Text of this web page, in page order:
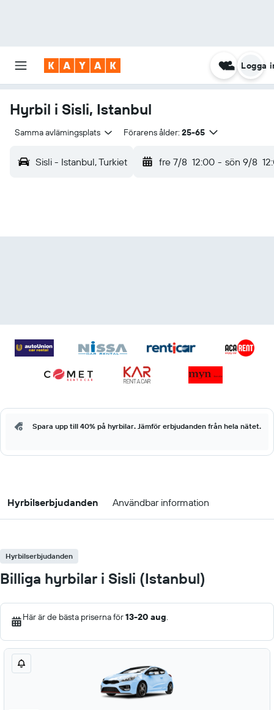
Logga
Hyrbil i Sisli, Istanbul
Samma avlämingsplats Förarens ålder: 25-65
Sisli - Istanbul, Turkiet fre 7/8 12:00 - sön 9/8
Spara upp till 40% på hyrbilar. Jämför erbjudanden från hela nätet.
Hyrbilserbjudanden Användbar information
Hyrbilserbjudanden
Billiga hyrbilar i Sisli (Istanbul)
Här är de bästa priserna för13-20 aug.